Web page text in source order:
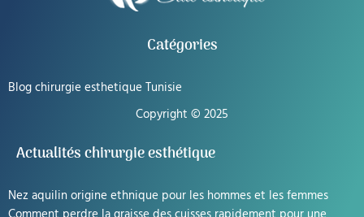
Catégories
Blog chirurgie esthetique Tunisie
Copyright © 2025
Actualités chirurgie esthétique
Nez aquilin origine ethnique pour les hommes et les femmes